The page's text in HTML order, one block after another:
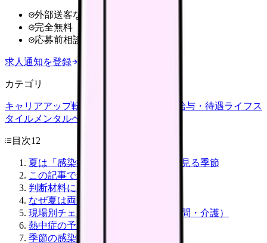
外部送客なし
完全無料
応募前相談OK
求人通知を登録
カテゴリ
キャリアアップ転職ガイド 給与・待遇ライフス
タイル メンタルヘルス
目次12
夏は「感染症」と「暑さ」を同時に見る季節
この記事でわかること
判断材料になる一次情報
なぜ夏は両方を同時に見るのか
現場別チェック表（病棟・外来・訪問・介護）
熱中症の予防と早期発見
季節の感染症の基本対策